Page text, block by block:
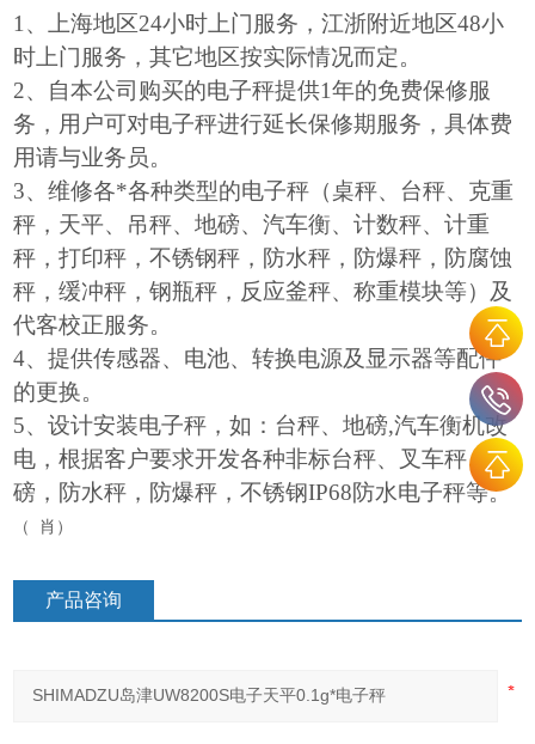
1、上海地区24小时上门服务，江浙附近地区48小
时上门服务，其它地区按实际情况而定。
2、自本公司购买的电子秤提供1年的免费保修服
务，用户可对电子秤进行延长保修期服务，具体费
用请与业务员。
3、维修各*各种类型的电子秤（桌秤、台秤、克重
秤，天平、吊秤、地磅、汽车衡、计数秤、计重
秤，打印秤，不锈钢秤，防水秤，防爆秤，防腐蚀
秤，缓冲秤，钢瓶秤，反应釜秤、称重模块等）及
代客校正服务。
4、提供传感器、电池、转换电源及显示器等配件
的更换。
5、设计安装电子秤，如：台秤、地磅,汽车衡机改
电，根据客户要求开发各种非标台秤、叉车秤、地
磅，防水秤，防爆秤，不锈钢IP68防水电子秤等。
（ 肖 ）
产品咨询